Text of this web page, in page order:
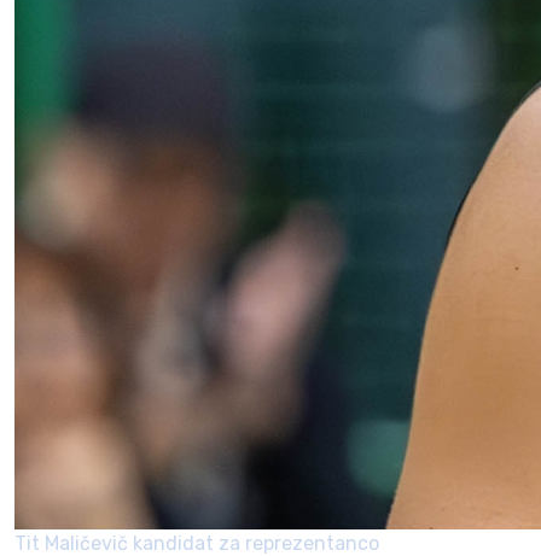
Tit Maličevič kandidat za reprezentanco